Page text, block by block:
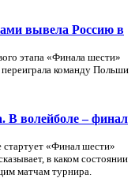
вывела Россию в
этапа «Финала шести»
команду Польши
В волейболе – финал
«Финал шести»
в каком состоянии
матчам турнира.